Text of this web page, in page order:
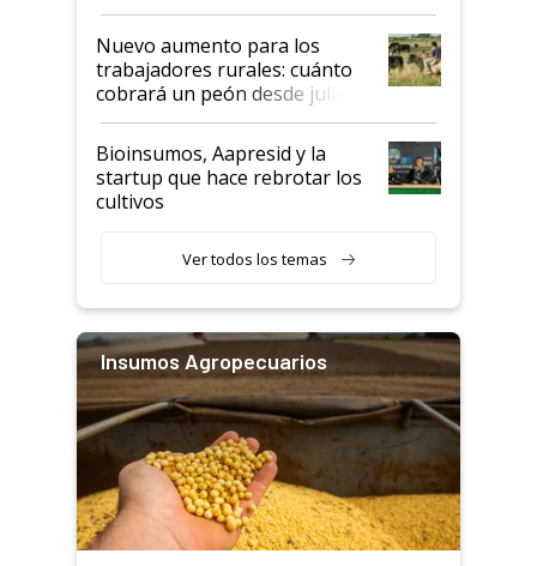
Nuevo aumento para los
trabajadores rurales: cuánto
cobrará un peón desde julio
Bioinsumos, Aapresid y la
startup que hace rebrotar los
cultivos
Ver todos los temas
Insumos Agropecuarios